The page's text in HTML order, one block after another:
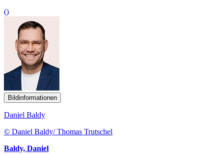
()
Bildinformationen
Daniel Baldy
© Daniel Baldy/ Thomas Trutschel
Baldy, Daniel